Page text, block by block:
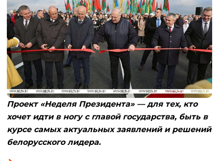
Проект «Неделя Президента» — для тех, кто
хочет идти в ногу с главой государства, быть в
курсе самых актуальных заявлений и решений
белорусского лидера.